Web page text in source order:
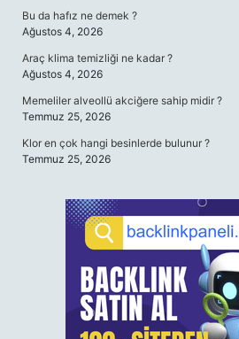
Bu da hafız ne demek ?
Ağustos 4, 2026
Araç klima temizliği ne kadar ?
Ağustos 4, 2026
Memeliler alveollü akciğere sahip midir ?
Temmuz 25, 2026
Klor en çok hangi besinlerde bulunur ?
Temmuz 25, 2026